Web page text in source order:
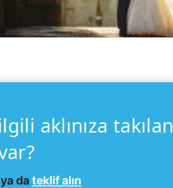
aklınıza takılan
ya da teklif alın